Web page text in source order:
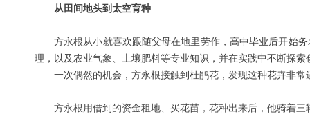
从田间地头到太空育种
方永根从小就喜欢跟随父母在地里劳作，高中毕业后开始
理，以及农业气象、土壤肥料等专业知识，并在实践中不断探索
一次偶然的机会，方永根接触到杜鹃花，发现这种花卉非
方永根用借到的资金租地、买花苗，花种出来后，他骑着三